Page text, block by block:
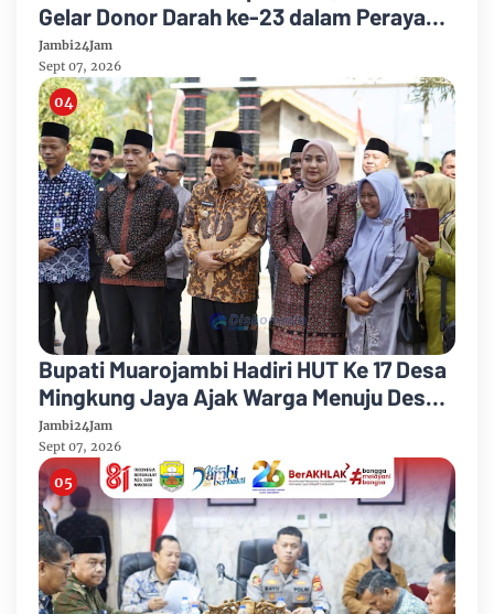
Gelar Donor Darah ke-23 dalam Perayaan
Anniversary Sinsen
Jambi24Jam
Sept 07, 2026
Bupati Muarojambi Hadiri HUT Ke 17 Desa
Mingkung Jaya Ajak Warga Menuju Desa
Mandiri 2026
Jambi24Jam
Sept 07, 2026